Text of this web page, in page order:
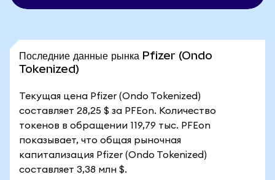
Последние данные рынка Pfizer (Ondo
Tokenized)
Текущая цена Pfizer (Ondo Tokenized)
составляет 28,25 $ за PFEon. Количество
токенов в обращении 119,79 тыс. PFEon
показывает, что общая рыночная
капитализация Pfizer (Ondo Tokenized)
составляет 3,38 млн $.